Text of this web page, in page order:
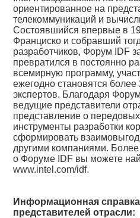
ориентированное на
телекоммуникаций и
Состоявшийся впервые в
Франциско и собравший
разработчиков, Форум IDF
превратился в постоянно
всемирную программу,
ежегодно становятся более
экспертов. Благодаря
ведущие представители
представление о
инструменты разработки
сформировать
другими компаниями.
о Форуме IDF вы можете
www.intel.com/idf.
Информационная
представителей отрасли: